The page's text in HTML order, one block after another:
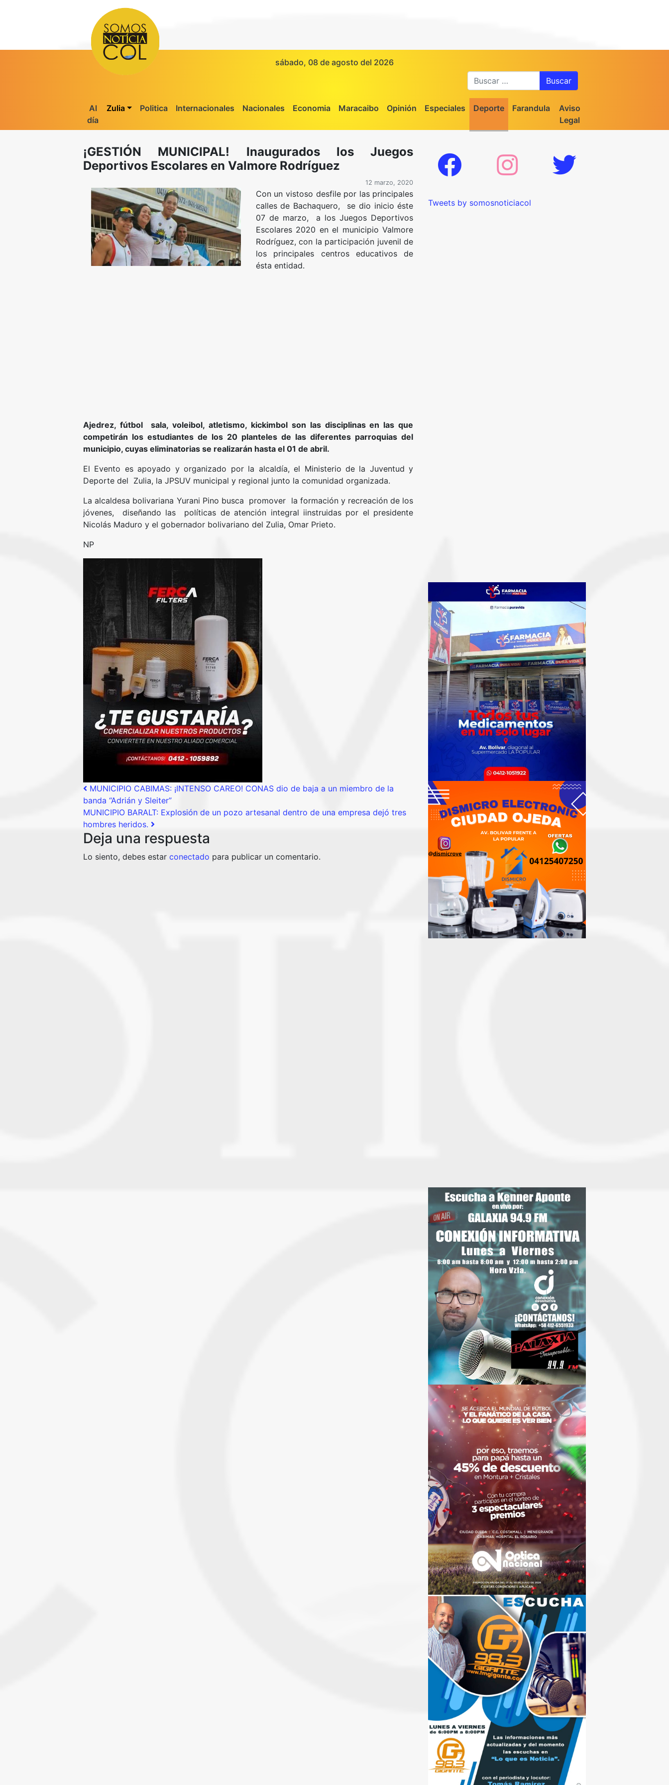
sábado, 08 de agosto del 2026
Al
día
Zulia Politica Internacionales Nacionales Economia Maracaibo Opinión Especiales Deporte Farandula
Aviso
Legal
¡GESTIÓN MUNICIPAL! Inaugurados los Juegos
Deportivos Escolares en Valmore Rodríguez
12 marzo, 2020
Con un vistoso desfile por las principales
calles de Bachaquero, se dio inicio éste
07 de marzo, a los Juegos Deportivos
Escolares 2020 en el municipio Valmore
Rodríguez, con la participación juvenil de
los principales centros educativos de
ésta entidad.
Ajedrez, fútbol sala, voleibol, atletismo, kickimbol son las disciplinas en las que
competirán los estudiantes de los 20 planteles de las diferentes parroquias del
municipio, cuyas eliminatorias se realizarán hasta el 01 de abril.
El Evento es apoyado y organizado por la alcaldía, el Ministerio de la Juventud y
Deporte del Zulia, la JPSUV municipal y regional junto la comunidad organizada.
La alcaldesa bolivariana Yurani Pino busca promover la formación y recreación de los
jóvenes, diseñando las políticas de atención integral iinstruidas por el presidente
Nicolás Maduro y el gobernador bolivariano del Zulia, Omar Prieto.
NP
Post navigation
MUNICIPIO CABIMAS: ¡INTENSO CAREO! CONAS dio de baja a un miembro de la
banda “Adrián y Sleiter”
MUNICIPIO BARALT: Explosión de un pozo artesanal dentro de una empresa dejó tres
hombres heridos.
Deja una respuesta
Lo siento, debes estar conectado para publicar un comentario.
Tweets by somosnoticiacol